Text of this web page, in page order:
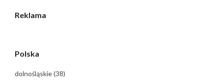
Reklama
Polska
dolnośląskie(38)